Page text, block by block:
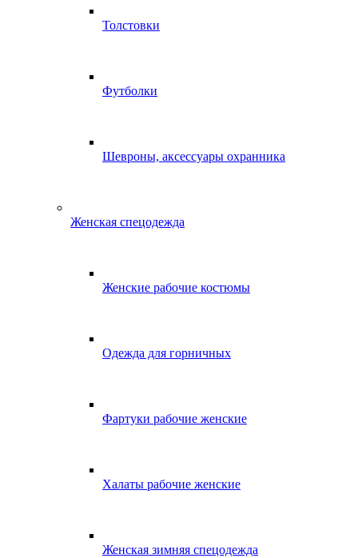
Толстовки
Футболки
Шевроны, аксессуары охранника
Женская спецодежда
Женские рабочие костюмы
Одежда для горничных
Фартуки рабочие женские
Халаты рабочие женские
Женская зимняя спецодежда